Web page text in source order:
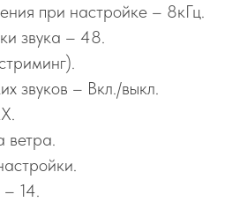
при настройке – 8кГц.
звука – 48.
звуков – Вкл./выкл.
ветра.
14.